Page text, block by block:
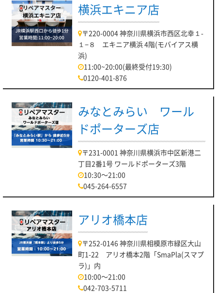
横浜エキニア店
〒220-0004 神奈川県横浜市西区北幸１-
１−８ エキニア横浜 4階(モバイアス横
浜)
11:00~20:00(最終受付19:30)
0120-401-876
みなとみらい ワール
ドポーターズ店
〒231-0001 神奈川県横浜市中区新港二
丁目2番1号 ワールドポーターズ3階
10:30～21:00
045-264-6557
アリオ橋本店
〒252-0146 神奈川県相模原市緑区大山
町1-22 アリオ橋本2階「SmaPla(スマプ
ラ)」内
10:00～21:00
042-703-5711